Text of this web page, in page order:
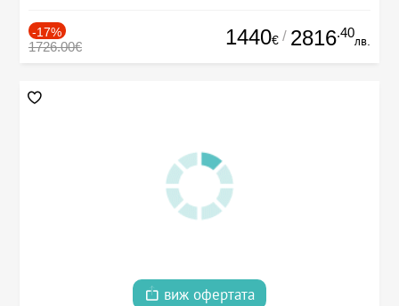
-17%
1726.00€ 1440€ / 2816.40
лв.
виж офертата